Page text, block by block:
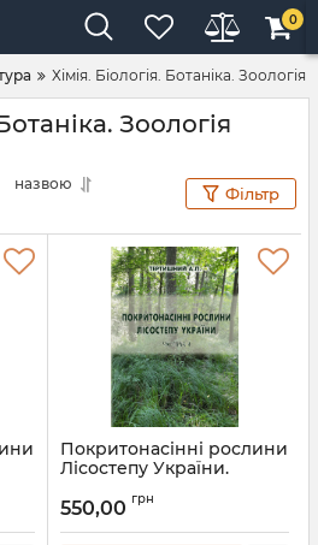
0
Хімія. Біологія. Ботаніка. Зоологія
Зоологія
назвою
Фільтр
Покритонасінні рослини
Лісостепу України.
Артикул: Л13456
550,00 грн